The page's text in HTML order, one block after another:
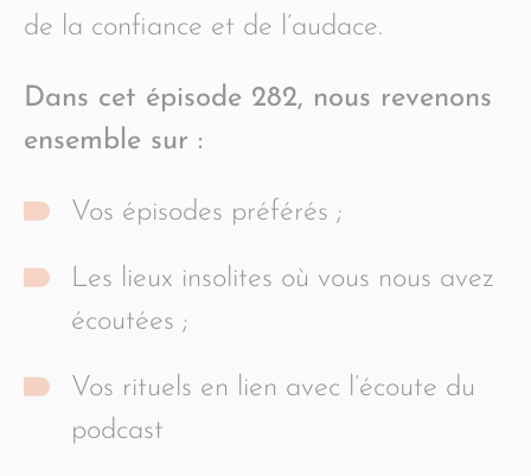
de la confiance et de l’audace.
Dans cet épisode 282, nous revenons
ensemble sur :
Vos épisodes préférés ;
Les lieux insolites où vous nous avez
écoutées ;
Vos rituels en lien avec l’écoute du
podcast